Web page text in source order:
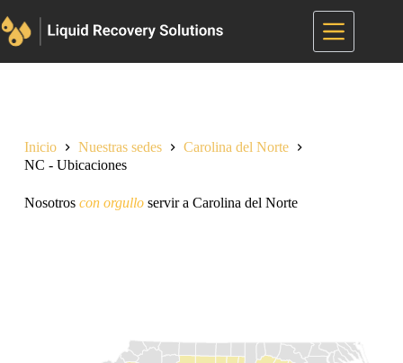
Inicio Nuestras sedes
Carolina del Norte
NC - Ubicaciones
Nosotros con orgulloservir a Carolina del Norte